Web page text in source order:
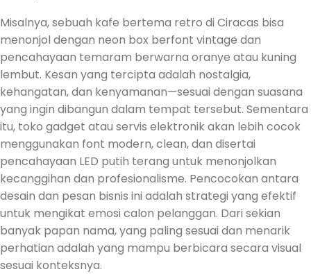
Misalnya, sebuah kafe bertema retro di Ciracas bisa
menonjol dengan neon box berfont vintage dan
pencahayaan temaram berwarna oranye atau kuning
lembut. Kesan yang tercipta adalah nostalgia,
kehangatan, dan kenyamanan—sesuai dengan suasana
yang ingin dibangun dalam tempat tersebut. Sementara
itu, toko gadget atau servis elektronik akan lebih cocok
menggunakan font modern, clean, dan disertai
pencahayaan LED putih terang untuk menonjolkan
kecanggihan dan profesionalisme. Pencocokan antara
desain dan pesan bisnis ini adalah strategi yang efektif
untuk mengikat emosi calon pelanggan. Dari sekian
banyak papan nama, yang paling sesuai dan menarik
perhatian adalah yang mampu berbicara secara visual
sesuai konteksnya.